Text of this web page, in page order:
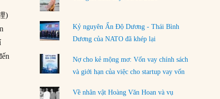
)
Kỷ nguyên Ấn Độ Dương - Thái Bình
Dương của NATO đã khép lại
Nợ cho kẻ mộng mơ: Vốn vay chính sách
và giới hạn của việc cho startup vay vốn
Về nhân vật Hoàng Văn Hoan và vụ